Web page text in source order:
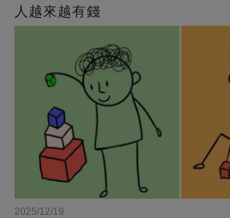
人越來越有錢
2025/12/19